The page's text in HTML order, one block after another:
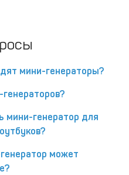
мини-генераторы?
мини-генератор для
может